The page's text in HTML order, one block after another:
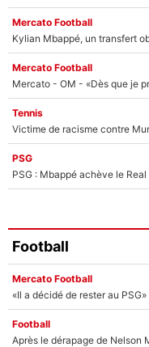
Mercato Football
Kylian Mbappé, un transfert
Mercato Football
Tennis
PSG
PSG : Mbappé achève le
Football
Mercato Football
Football